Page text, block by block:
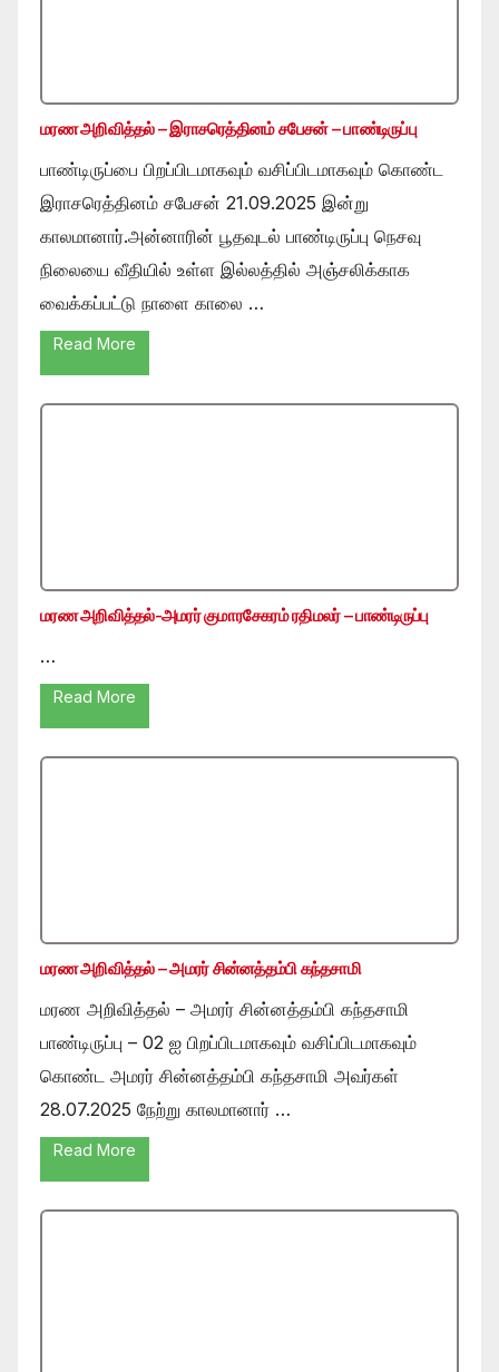
மரண அறிவித்தல் – இராசரெத்தினம் சபேசன் – பாண்டிருப்பு
பாண்டிருப்பை பிறப்பிடமாகவும் வசிப்பிடமாகவும் கொண்ட
இராசரெத்தினம் சபேசன் 21.09.2025 இன்று
காலமானார்.அன்னாரின் பூதவுடல் பாண்டிருப்பு நெசவு
நிலையை வீதியில் உள்ள இல்லத்தில் அஞ்சலிக்காக
வைக்கப்பட்டு நாளை காலை …
Read More
மரண அறிவித்தல்-அமரர் குமாரசேகரம் ரதிமலர் – பாண்டிருப்பு
…
Read More
மரண அறிவித்தல் – அமரர் சின்னத்தம்பி கந்தசாமி
மரண அறிவித்தல் – அமரர் சின்னத்தம்பி கந்தசாமி
பாண்டிருப்பு – 02 ஐ பிறப்பிடமாகவும் வசிப்பிடமாகவும்
கொண்ட அமரர் சின்னத்தம்பி கந்தசாமி அவர்கள்
28.07.2025 நேற்று காலமானார் …
Read More